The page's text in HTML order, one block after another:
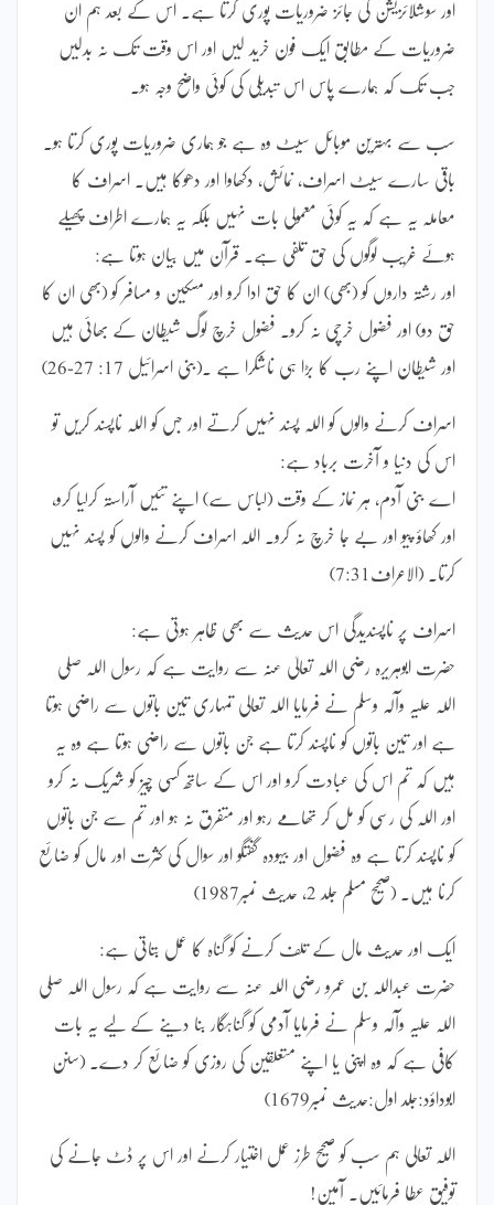
اور سوشلائزیشن کی جائز ضروریات پوری کرتا ہے۔ اس کے بعد ہم ان
ضروریات کے مطابق ایک فون خرید لیں اور اس وقت تک نہ بدلیں
جب تک کہ ہمارے پاس اس تبدیلی کی کوئی واضح وجہ ہو۔
سب سے بہترین موبائل سیٹ وہ ہے جو ہماری ضروریات پوری کرتا ہو۔
باقی سارے سیٹ اسراف، نمائش، دکھاوا اور دھوکا ہیں۔ اسراف کا
معاملہ یہ ہے کہ یہ کوئی معمولی بات نہیں بلکہ یہ ہمارے اطراف پھیلے
ہوئے غریب لوگوں کی حق تلفی ہے۔ قرآن میں بیان ہوتا ہے:
اور رشتہ داروں کو (بھی) ان کا حق ادا کرو اور مسکین و مسافر کو (بھی ان کا
حق دو) اور فضول خرچی نہ کرو۔ فضول خرچ لوگ شیطان کے بھائی ہیں
اور شیطان اپنے رب کا بڑا ہی ناشکرا ہے ۔(بنی اسرائیل 17: 27-26)
اسراف کرنے والوں کو اللہ پسند نہیں کرتے اور جس کو اللہ ناپسند کریں تو
اس کی دنیا و آخرت برباد ہے:
اے بنی آدم، ہر نماز کے وقت (لباس سے) اپنے تئیں آراستہ کرلیا کرو،
اور کھاؤ پیو اور بے جا خرچ نہ کرو۔ اللہ اسراف کرنے والوں کو پسند نہیں
کرتا۔ (الاعراف7:31)
اسراف پر ناپسندیدگی اس حدیث سے بھی ظاہر ہوتی ہے:
حضرت ابوہریرہ رضی اللہ تعالیٰ عنہ سے روایت ہے کہ رسول اللہ صلی
اللہ علیہ وآلہ وسلم نے فرمایا اللہ تعالی تمہاری تین باتوں سے راضی ہوتا
ہے اور تین باتوں کو ناپسند کرتا ہے جن باتوں سے راضی ہوتا ہے وہ یہ
ہیں کہ تم اس کی عبادت کرو اور اس کے ساتھ کسی چیز کو شریک نہ کرو
اور اللہ کی رسی کو مل کر تھامے رہو اور متفرق نہ ہو اور تم سے جن باتوں
کو ناپسند کرتا ہے وہ فضول اور بیہودہ گفتگو اور سوال کی کثرت اور مال کو ضائع
کرنا ہیں۔ (صحیح مسلم جلد 2، حدیث نمبر1987)
ایک اور حدیث مال کے تلف کرنے کو گناہ کا عمل بتاتی ہے:
حضرت عبداللہ بن عمرو رضی اللہ عنہ سے روایت ہے کہ رسول اللہ صلی
اللہ علیہ وآلہ وسلم نے فرمایا آدمی کو گناہگار بنا دینے کے لیے یہ بات
کافی ہے کہ وہ اپنی یا اپنے متعلقین کی روزی کو ضائع کر دے۔ (سنن
ابوداؤد:جلد اول:حدیث نمبر1679)
اللہ تعالی ہم سب کو صحیح طرز عمل اختیار کرنے اور اس پر ڈٹ جانے کی
توفیق عطا فرمائیں۔ آمین!